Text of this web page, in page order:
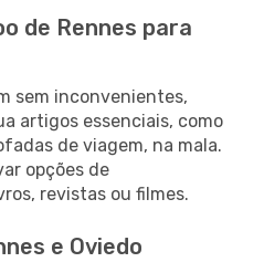
de Rennes para
sem inconvenientes,
artigos essenciais, como
de viagem, na mala.
opções de
revistas ou filmes.
e Oviedo